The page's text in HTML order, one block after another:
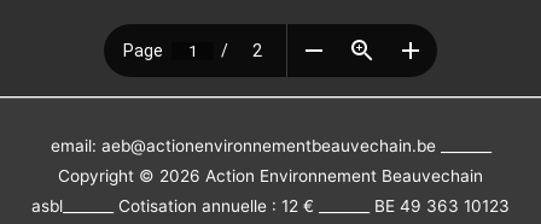
email: aeb@actionenvironnementbeauvechain.be _______
Copyright © 2026 Action Environnement Beauvechain
asbl _______ Cotisation annuelle : 12 € _______ BE 49 363 10123